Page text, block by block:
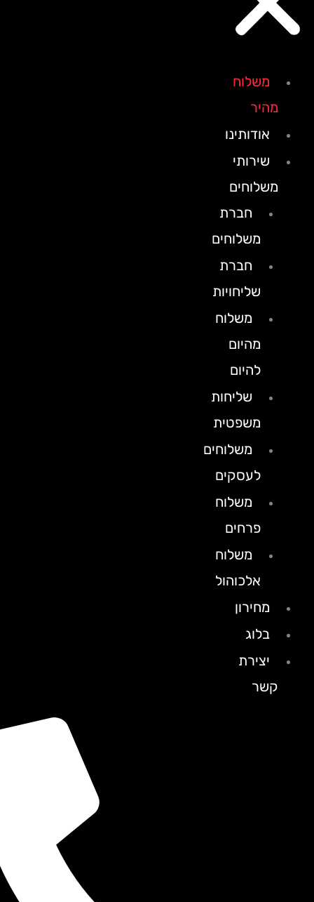
משלוח
מהיר
אודותינו
שירותי
משלוחים
חברת
משלוחים
חברת
שליחויות
משלוח
מהיום
להיום
שליחות
משפטית
משלוחים
לעסקים
משלוח
פרחים
משלוח
אלכוהול
מחירון
בלוג
יצירת
קשר